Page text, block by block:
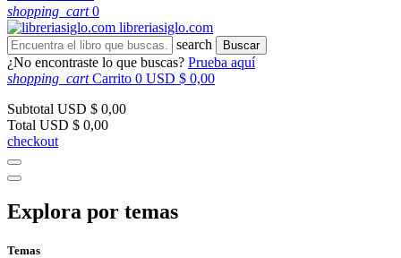
shopping_cart 0
libreriasiglo.com
search
Buscar
¿No encontraste lo que buscas? Prueba aquí
shopping_cart Carrito 0 USD $ 0,00
Subtotal USD $ 0,00
Total USD $ 0,00
checkout
Explora por temas
Temas